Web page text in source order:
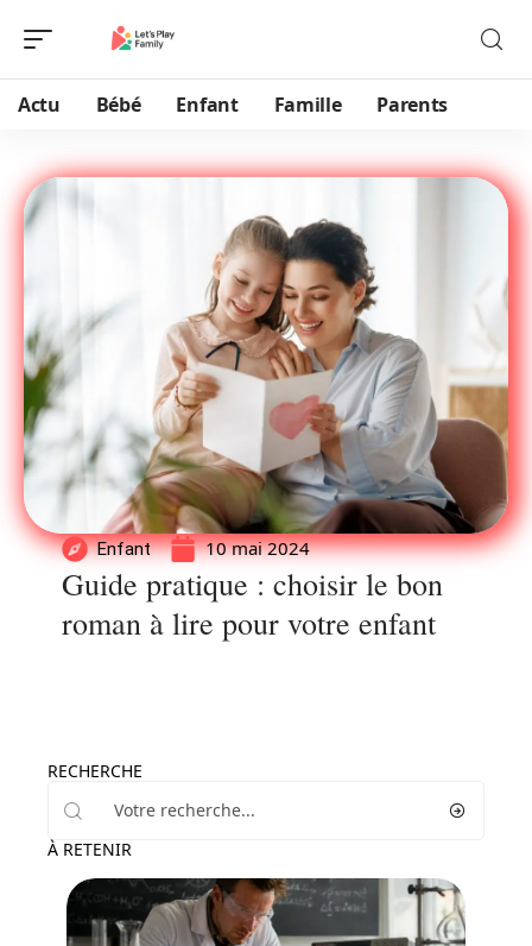
Actu Bébé Enfant Famille Parents
Enfant 10 mai 2024
Guide pratique : choisir le bon
roman à lire pour votre enfant
RECHERCHE
À RETENIR